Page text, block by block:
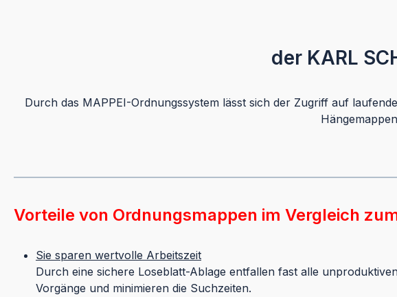
der KARL
Durch das MAPPEI-Ordnungssystem lässt sich der Zugriff auf
Vorteile von Ordnungsmappen im Vergleich
Sie sparen wertvolle Arbeitszeit
Durch eine sichere Loseblatt-Ablage entfallen fast alle
Vorgänge und minimieren die Suchzeiten.